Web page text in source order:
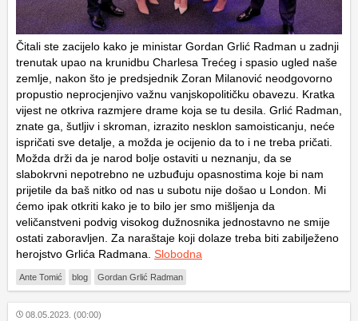
Čitali ste zacijelo kako je ministar Gordan Grlić Radman u zadnji
trenutak upao na krunidbu Charlesa Trećeg i spasio ugled naše
zemlje, nakon što je predsjednik Zoran Milanović neodgovorno
propustio neprocjenjivo važnu vanjskopolitičku obavezu. Kratka
vijest ne otkriva razmjere drame koja se tu desila. Grlić Radman,
znate ga, šutljiv i skroman, izrazito nesklon samoisticanju, neće
ispričati sve detalje, a možda je ocijenio da to i ne treba pričati.
Možda drži da je narod bolje ostaviti u neznanju, da se
slabokrvni nepotrebno ne uzbuđuju opasnostima koje bi nam
prijetile da baš nitko od nas u subotu nije došao u London. Mi
ćemo ipak otkriti kako je to bilo jer smo mišljenja da
veličanstveni podvig visokog dužnosnika jednostavno ne smije
ostati zaboravljen. Za naraštaje koji dolaze treba biti zabilježeno
herojstvo Grlića Radmana. Slobodna
Ante Tomić blog Gordan Grlić Radman
08.05.2023. (00:00)